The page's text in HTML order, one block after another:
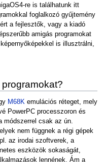
re is találhatunk itt
foglalkozó gyűjtemény
a fejlesztők, vagy a kiadó
amigás programokat
is illusztrálni,
M68K emulációs réteget, mely
PowerPC processzoron és
módszerrel csak az ún.
nem függnek a régi gépek
az irodai szoftverek, a
eszközök sokaságát,
lennének. Ám a